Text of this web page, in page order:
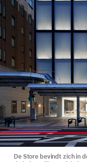
De Store bevindt zich in